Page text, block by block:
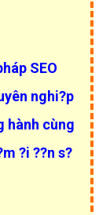
SEO
nghi?p
hành cùng
?i ??n s?